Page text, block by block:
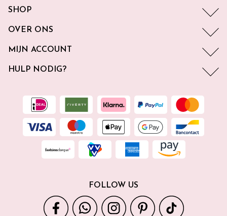
SHOP
OVER ONS
MIJN ACCOUNT
HULP NODIG?
FOLLOW US